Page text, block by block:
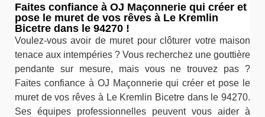
Faites confiance à OJ Maçonnerie qui créer et
pose le muret de vos rêves à Le Kremlin
Bicetre dans le 94270 !
Voulez-vous avoir de muret pour clôturer votre maison
tenace aux intempéries ? Vous recherchez une gouttière
pendante sur mesure, mais vous ne trouvez pas ?
Faites confiance à OJ Maçonnerie qui créer et pose le
muret de vos rêves à Le Kremlin Bicetre dans le 94270.
Ses équipes professionnelles peuvent vous aider à